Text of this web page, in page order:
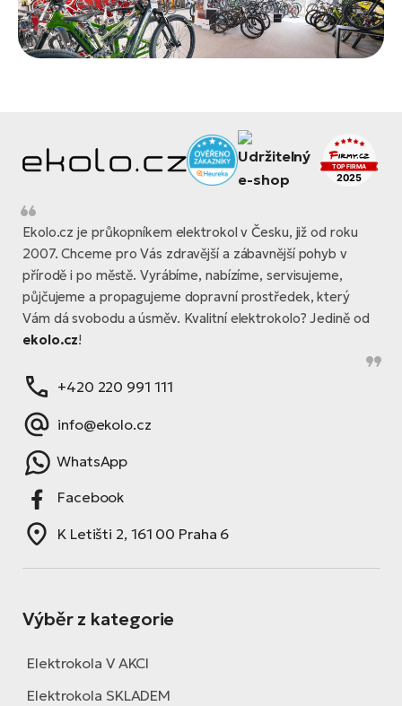
Ekolo.cz je průkopníkem elektrokol v Česku, již od roku
2007. Chceme pro Vás zdravější a zábavnější pohyb v
přírodě i po městě. Vyrábíme, nabízíme, servisujeme,
půjčujeme a propagujeme dopravní prostředek, který
Vám dá svobodu a úsměv. Kvalitní elektrokolo? Jedině od
ekolo.cz!
+420 220 991 111
info@ekolo.cz
WhatsApp
Facebook
K Letišti 2, 161 00 Praha 6
Výběr z kategorie
Elektrokola V AKCI
Elektrokola SKLADEM